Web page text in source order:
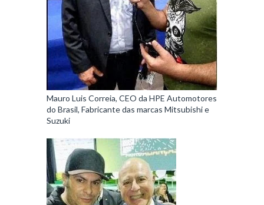
Mauro Luis Correia, CEO da HPE Automotores
do Brasil, Fabricante das marcas Mitsubishi e
Suzuki